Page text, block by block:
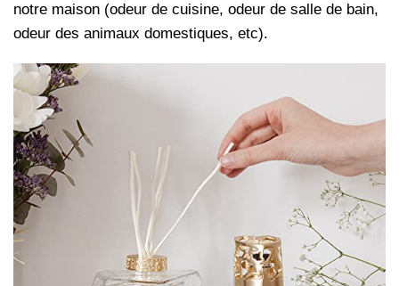
notre maison (odeur de cuisine, odeur de salle de bain,
odeur des animaux domestiques, etc).